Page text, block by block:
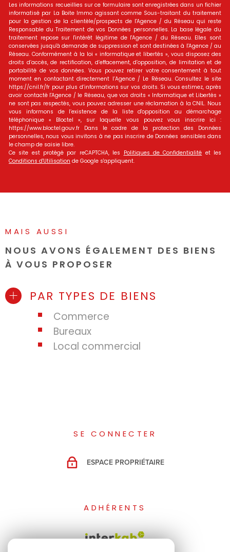
Les informations recueillies sur ce formulaire sont enregistrées dans un fichier
informatisé par La Boite Immo agissant comme Sous-traitant du traitement
pour la gestion de la clientèle/prospects de l'Agence / du Réseau qui reste
Responsable du Traitement de vos Données personnelles. La base légale du
traitement repose sur l'intérêt légitime de l'Agence / du Réseau. Elles sont
conservées jusqu'à demande de suppression et sont destinées à l'Agence / au
Réseau. Conformément à la loi « informatique et libertés », vous disposez des
droits d’accès, de rectification, d’effacement, d’opposition, de limitation et de
portabilité de vos données. Vous pouvez retirer votre consentement à tout
moment en contactant directement l’Agence / Le Réseau. Consultez le site
https://cnil.fr/fr pour plus d’informations sur vos droits. Si vous estimez, après
avoir contacté l'Agence / le Réseau, que vos droits « Informatique et Libertés »
ne sont pas respectés, vous pouvez adresser une réclamation à la CNIL. Nous
vous informons de l’existence de la liste d'opposition au démarchage
téléphonique « Bloctel », sur laquelle vous pouvez vous inscrire ici :
https://www.bloctel.gouv.fr Dans le cadre de la protection des Données
personnelles, nous vous invitons à ne pas inscrire de Données sensibles dans
le champ de saisie libre.
Ce site est protégé par reCAPTCHA, les Politiques de Confidentialité et les
Conditions d'Utilisation de Google s'appliquent.
MAIS AUSSI
NOUS AVONS ÉGALEMENT DES BIENS
À VOUS PROPOSER
PAR TYPES DE BIENS
Commerce
Bureaux
Local commercial
SE CONNECTER
ESPACE PROPRIÉTAIRE
ADHÉRENTS